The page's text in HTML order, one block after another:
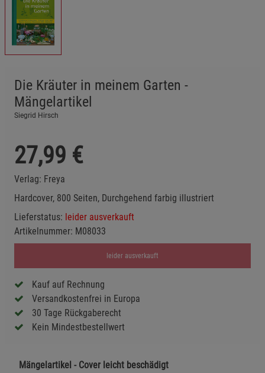
Die Kräuter in meinem Garten -
Mängelartikel
Siegrid Hirsch
27,99 €
Verlag: Freya
Hardcover, 800 Seiten, Durchgehend farbig illustriert
Lieferstatus: leider ausverkauft
Artikelnummer: M08033
leider ausverkauft
Kauf auf Rechnung
Versandkostenfrei in Europa
30 Tage Rückgaberecht
Kein Mindestbestellwert
Mängelartikel - Cover leicht beschädigt